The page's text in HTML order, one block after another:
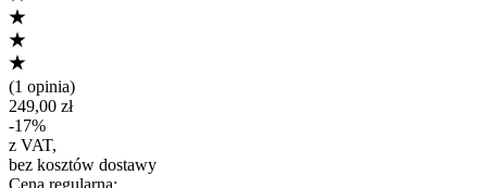
(1 opinia)
249,00 zł
-17%
z VAT,
bez kosztów dostawy
Cena regularna: